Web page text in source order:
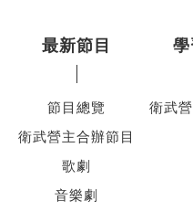
最新節目
節目總覽
衛武營主合辦節目
歌劇
音樂劇
衛武